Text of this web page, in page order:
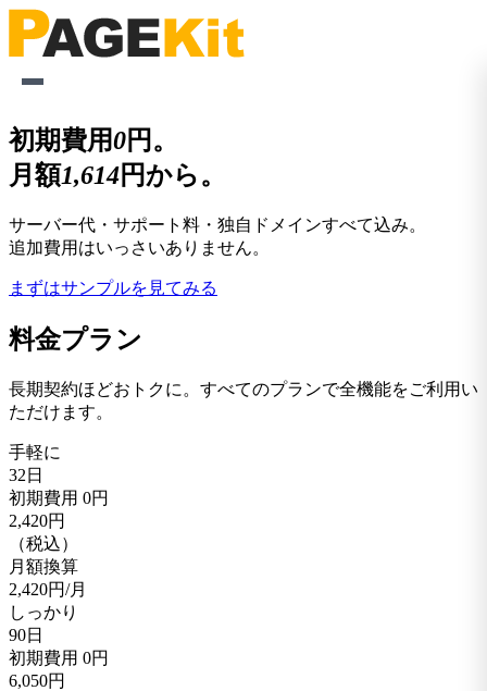
初期費用0円。
月額1,614円から。
サーバー代・サポート料・独自ドメインすべて込み。
追加費用はいっさいありません。
まずはサンプルを見てみる
料金プラン
長期契約ほどおトクに。すべてのプランで全機能をご利用い
ただけます。
手軽に
32日
初期費用 0円
2,420円
（税込）
月額換算
2,420円/月
しっかり
90日
初期費用 0円
6,050円